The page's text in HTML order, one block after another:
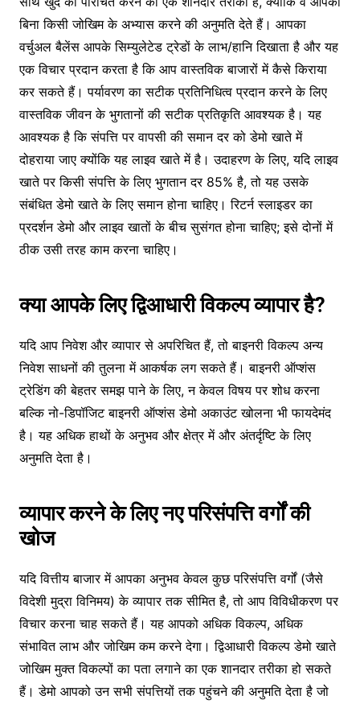
बिना किसी जोखिम के अभ्यास करने की अनुमति देते हैं। आपका
वर्चुअल बैलेंस आपके सिम्युलेटेड ट्रेडों के लाभ/हानि दिखाता है और यह
एक विचार प्रदान करता है कि आप वास्तविक बाजारों में कैसे किराया
कर सकते हैं। पर्यावरण का सटीक प्रतिनिधित्व प्रदान करने के लिए
वास्तविक जीवन के भुगतानों की सटीक प्रतिकृति आवश्यक है। यह
आवश्यक है कि संपत्ति पर वापसी की समान दर को डेमो खाते में
दोहराया जाए क्योंकि यह लाइव खाते में है। उदाहरण के लिए, यदि लाइव
खाते पर किसी संपत्ति के लिए भुगतान दर 85% है, तो यह उसके
संबंधित डेमो खाते के लिए समान होना चाहिए। रिटर्न स्लाइडर का
प्रदर्शन डेमो और लाइव खातों के बीच सुसंगत होना चाहिए; इसे दोनों में
ठीक उसी तरह काम करना चाहिए।
क्या आपके लिए द्विआधारी विकल्प व्यापार है?
यदि आप निवेश और व्यापार से अपरिचित हैं, तो बाइनरी विकल्प अन्य
निवेश साधनों की तुलना में आकर्षक लग सकते हैं। बाइनरी ऑप्शंस
ट्रेडिंग की बेहतर समझ पाने के लिए, न केवल विषय पर शोध करना
बल्कि नो-डिपॉजिट बाइनरी ऑप्शंस डेमो अकाउंट खोलना भी फायदेमंद
है। यह अधिक हाथों के अनुभव और क्षेत्र में और अंतर्दृष्टि के लिए
अनुमति देता है।
व्यापार करने के लिए नए परिसंपत्ति वर्गों की
खोज
यदि वित्तीय बाजार में आपका अनुभव केवल कुछ परिसंपत्ति वर्गों (जैसे
विदेशी मुद्रा विनिमय) के व्यापार तक सीमित है, तो आप विविधीकरण पर
विचार करना चाह सकते हैं। यह आपको अधिक विकल्प, अधिक
संभावित लाभ और जोखिम कम करने देगा। द्विआधारी विकल्प डेमो खाते
जोखिम मुक्त विकल्पों का पता लगाने का एक शानदार तरीका हो सकते
हैं। डेमो आपको उन सभी संपत्तियों तक पहुंचने की अनुमति देता है जो